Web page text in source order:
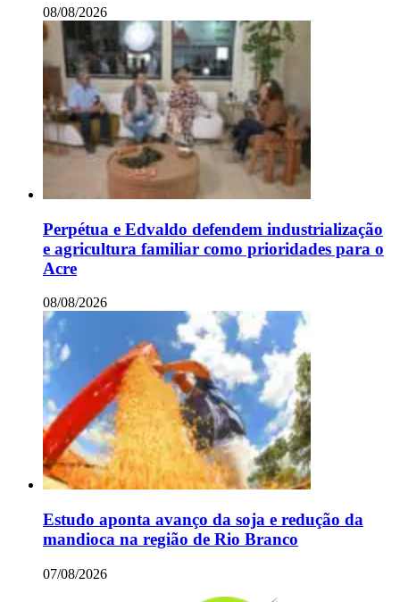
08/08/2026
Perpétua e Edvaldo defendem industrialização
e agricultura familiar como prioridades para o
Acre
08/08/2026
Estudo aponta avanço da soja e redução da
mandioca na região de Rio Branco
07/08/2026